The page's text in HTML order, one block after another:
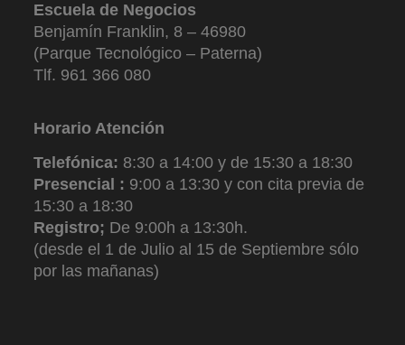
Escuela de Negocios
Benjamín Franklin, 8 – 46980
(Parque Tecnológico – Paterna)
Tlf. 961 366 080
Horario Atención
Telefónica: 8:30 a 14:00 y de 15:30 a 18:30
Presencial : 9:00 a 13:30 y con cita previa de
15:30 a 18:30
Registro; De 9:00h a 13:30h.
(desde el 1 de Julio al 15 de Septiembre sólo
por las mañanas)